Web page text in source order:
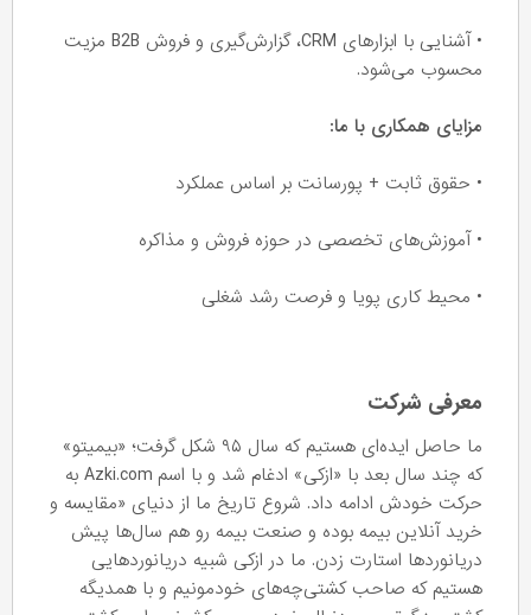
• آشنایی با ابزارهای CRM، گزارش‌گیری و فروش B2B مزیت
محسوب می‌شود.
مزایای همکاری با ما:
• حقوق ثابت + پورسانت بر اساس عملکرد
• آموزش‌های تخصصی در حوزه فروش و مذاکره
• محیط کاری پویا و فرصت رشد شغلی
معرفی شرکت
ما حاصل ایده‌ای هستیم که سال ۹۵ شکل گرفت؛ «بیمیتو»
که چند سال بعد با «ازکی» ادغام شد و با اسم Azki.com به
حرکت خودش ادامه داد. شروع تاریخ ما از دنیای «مقایسه و
خرید آنلاین بیمه بوده و صنعت بیمه رو هم سال‌ها پیش
دریانورد‌ها استارت زدن. ما در ازکی شبیه دریانوردهایی
هستیم که صاحب کشتی‌چه‌های خودمونیم و با همدیگه